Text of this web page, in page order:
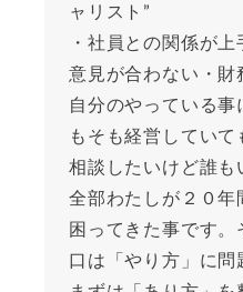
ャリスト”
・社員との関係が
意見が合わない・財
自分のやっている
もそも経営してい
相談したいけど誰も
全部わたしが２０年
困ってきた事です
口は「やり方」に問